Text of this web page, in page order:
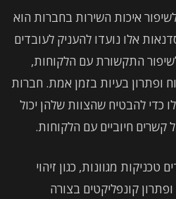
איכות השירות בחברות הוא
אלו נועדו להעניק לעובדים
התקשורת עם הלקוחות,
ופתרון בעיות בזמן אמת. חברות
כדי להבטיח שהצוות שלהן יכול
קשרים חיוביים עם הלקוחות.
מגוונות, כגון זיהוי
ופתרון קונפליקטים בצורה